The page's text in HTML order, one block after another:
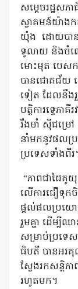
សម្តេចរដ្ឋស
ស្វាគមន៍យ៉ាង
យ៉ុង ដោយបា
ទូលាយ និងចំណ
មោះមុត បេសក
បានជោគជ័យ
ទៀត ដែលនឹង
បត្តិការទ្វេភា
រឹងមាំ ស៊ីជម្រ
នាំមកនូវផលប្
ប្រទេសទាំងពីរ
“ភាពជាដៃគូយុ
លើការជឿទុកចិ
ផ្តល់ផលប្រយោជ
រួមគ្នា ដើម្បី
សម្រាប់ប្រទេ
ធិបតី បានអរ
ស្វែងរកសន្តិភ
រហូតមក។